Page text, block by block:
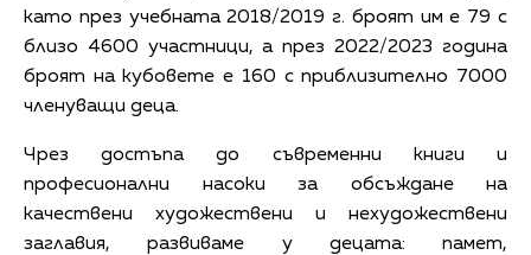
като през учебната 2018/2019 г. броят им е 79 с
близо 4600 участници, а през 2022/2023 година
броят на кубовете е 160 с приблизително 7000
членуващи деца.
Чрез достъпа до съвременни книги и
професионални насоки за обсъждане на
качествени художествени и нехудожествени
заглавия, развиваме у децата: памет,